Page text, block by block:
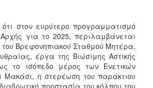
ότι στον ευρύτερο προγραμματισμό
Αρχής για το 2025, περιλαμβάνεται
του Βρεφονηπιακού Σταθμού Μητέρα,
έργα της Βιώσιμης Αστικής
το ισόπεδο μέρος των Ενετικών
Μακάσι, η στερέωση του παράκτιου
προστασία του κόλπου του